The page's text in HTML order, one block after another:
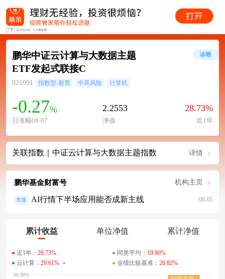
鹏华中证云计算与大数据主题
ETF发起式联接C
021091 指数型-股票 中高风险 计算机
-0.27%
日涨幅08-07
2.2553
净值
28.73%
近1年
诊断
关联指数｜中证云计算与大数据主题指数 详情
鹏华基金财富号 机构主页
市场 AI行情下半场应用能否成新主线 08-05
累计收益 单位净值 累计净值
近1年： 28.73% 同类平均： 19.80%
云计算： 29.61% 业绩比较基准： 28.82%